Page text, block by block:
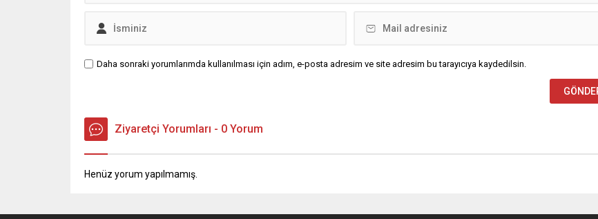
Daha sonraki yorumlarımda kullanılması için adım, e-posta adresim ve site adresim bu tarayıcıya kaydedilsin.
Ziyaretçi Yorumları - 0 Yorum
Henüz yorum yapılmamış.